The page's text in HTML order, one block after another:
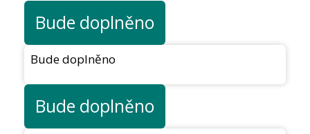
Bude doplněno
Bude doplněno
Bude doplněno